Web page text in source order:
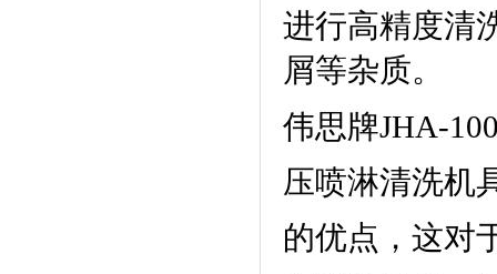
进行高精度清
屑等杂质。
伟思牌JHA-
压喷淋清洗机
的优点，这对